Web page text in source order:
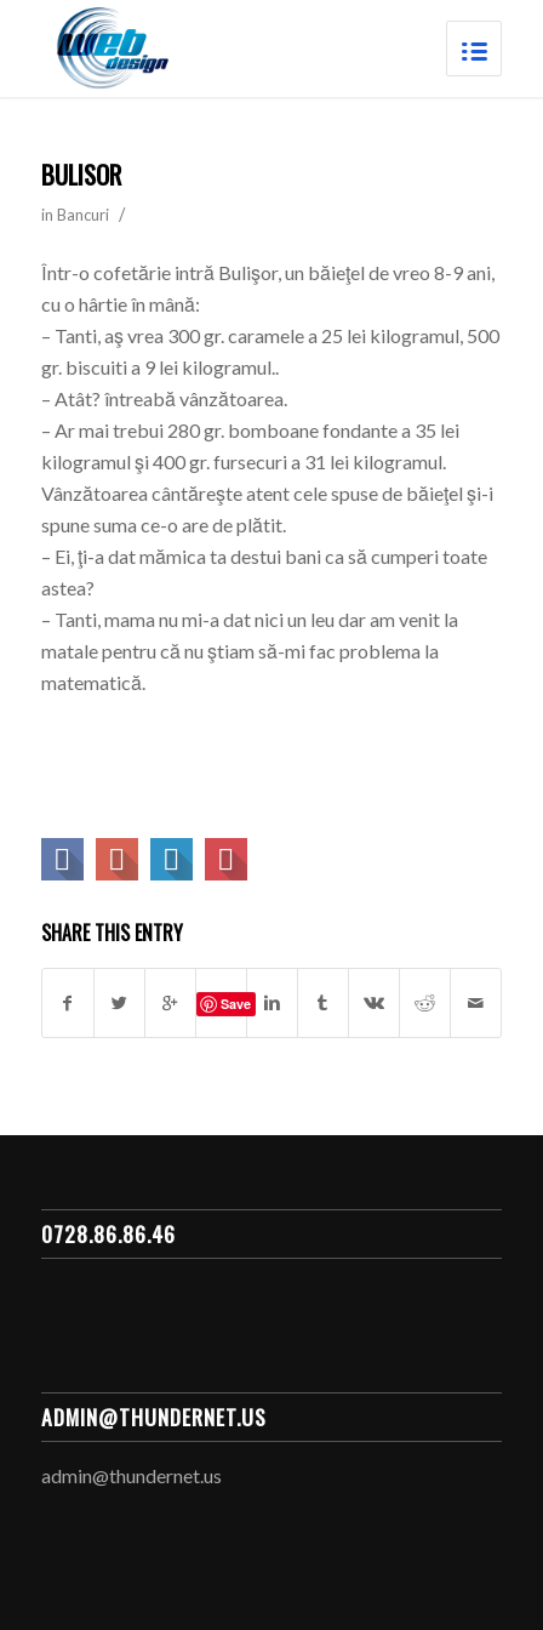
BULISOR
in Bancuri /
Într-o cofetărie intră Bulişor, un băieţel de vreo 8-9 ani,
cu o hârtie în mână:
– Tanti, aş vrea 300 gr. caramele a 25 lei kilogramul, 500
gr. biscuiti a 9 lei kilogramul..
– Atât? întreabă vânzătoarea.
– Ar mai trebui 280 gr. bomboane fondante a 35 lei
kilogramul şi 400 gr. fursecuri a 31 lei kilogramul.
Vânzătoarea cântăreşte atent cele spuse de băieţel şi-i
spune suma ce-o are de plătit.
– Ei, ţi-a dat mămica ta destui bani ca să cumperi toate
astea?
– Tanti, mama nu mi-a dat nici un leu dar am venit la
matale pentru că nu ştiam să-mi fac problema la
matematică.
SHARE THIS ENTRY
Save
0728.86.86.46
ADMIN@THUNDERNET.US
admin@thundernet.us